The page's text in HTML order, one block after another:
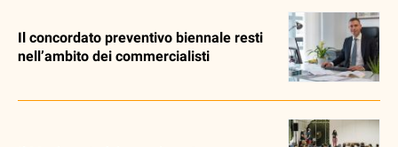
Il concordato preventivo biennale resti
nell’ambito dei commercialisti